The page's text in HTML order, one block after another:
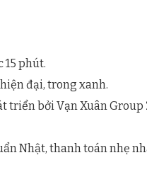
15 phút.
đại, trong xanh.
triển bởi Vạn Xuân
Nhật, thanh toán nhẹ